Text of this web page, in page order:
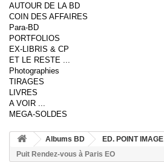
AUTOUR DE LA BD
COIN DES AFFAIRES
Para-BD
PORTFOLIOS
EX-LIBRIS & CP
ET LE RESTE ...
Photographies
TIRAGES
LIVRES
A VOIR ...
MEGA-SOLDES
Albums BD ED. POINT IMAGE
Puit Rendez-vous à Paris EO